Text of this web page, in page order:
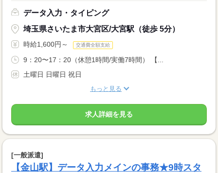
データ入力・タイピング
埼玉県さいたま市大宮区/大宮駅（徒歩 5分）
時給1,600円～ 交通費全額支給
9：20〜17：20（休憩1時間/実働7時間） 【...
土曜日 日曜日 祝日
もっと見る
求人詳細を見る
[一般派遣]
【金山駅】データ入力メインの事務★9時スタ